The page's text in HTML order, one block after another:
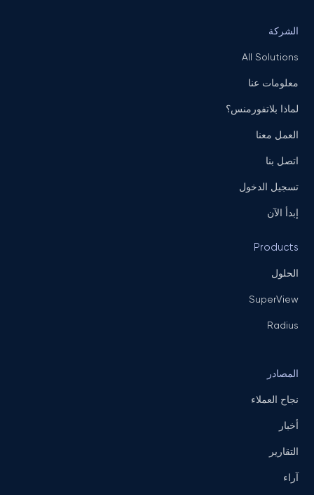
الشركة
All Solutions
معلومات عنا
لماذا بلاتفورمنس؟
العمل معنا
اتصل بنا
تسجيل الدخول
إبدأ الآن
Products
الحلول
SuperView
Radius
المصادر
نجاح العملاء
أخبار
التقارير
آراء